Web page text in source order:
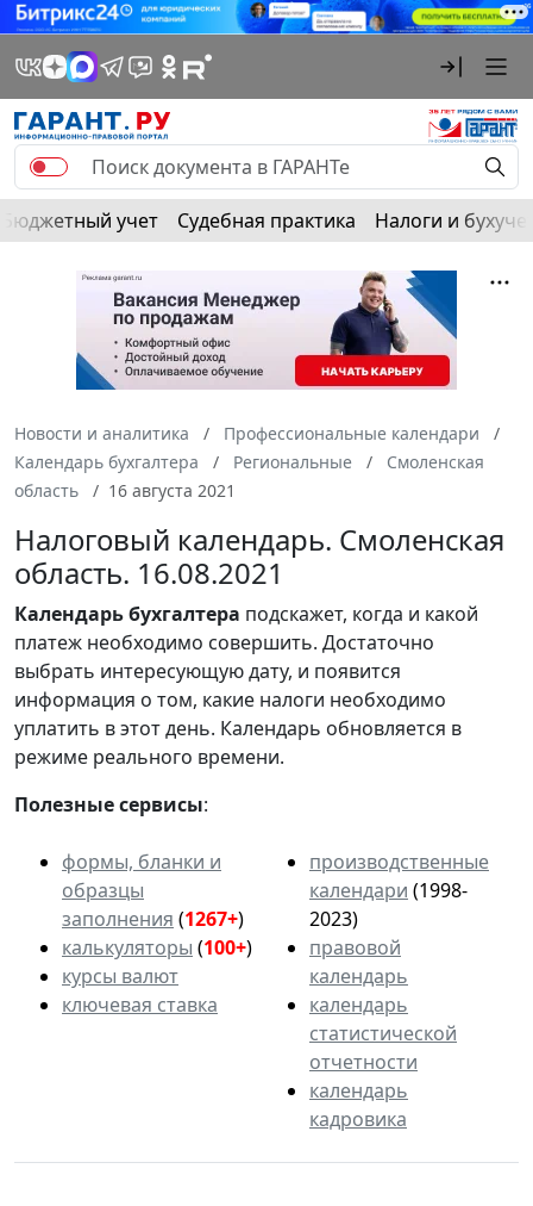
Бюджетный учет Судебная практика Налоги и
Новости и аналитика
Профессиональные календари
Календарь бухгалтера
Региональные
Смоленская
область
16 августа 2021
Налоговый календарь. Смоленская
область. 16.08.2021
Календарьбухгалтера подскажет, когда и какой
платеж необходимо совершить. Достаточно
выбрать интересующую дату, и появится
информация о том, какие налоги необходимо
уплатить в этот день. Календарь обновляется в
режиме реального времени.
Полезные сервисы:
формы, бланки и
образцы
заполнения (1267+)
калькуляторы (100+)
курсы валют
ключевая ставка
производственные
календари (1998-
2023)
правовой
календарь
календарь
статистической
отчетности
календарь
кадровика